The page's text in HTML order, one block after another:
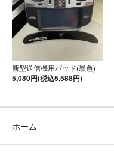
新型送信機用パッド(黒色)
5,080円(税込5,588円)
ホーム